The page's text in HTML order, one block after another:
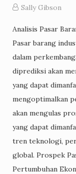
Sally Gibson
Analisis Pasar
Pasar barang
dalam
diprediksi akan
yang dapat
mengoptimalkan
akan mengulas
yang dapat
tren teknologi,
global. Prospek
Pertumbuhan